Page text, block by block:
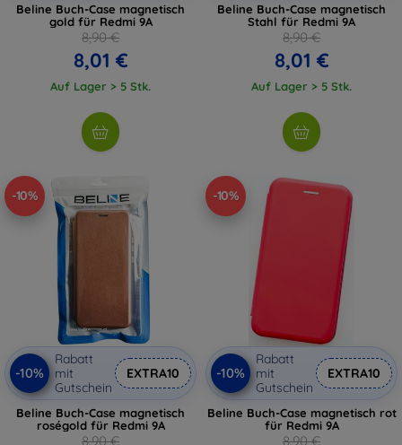
Beline Buch-Case magnetisch
gold für Redmi 9A
8,90 €
8,01 €
Auf Lager > 5 Stk.
Beline Buch-Case magnetisch
Stahl für Redmi 9A
8,90 €
8,01 €
Auf Lager > 5 Stk.
-10%
-10%
Rabatt
mit
Gutschein
EXTRA10
Beline Buch-Case magnetisch
roségold für Redmi 9A
8,90 €
-10%
-10%
Rabatt
mit
Gutschein
EXTRA10
Beline Buch-Case magnetisch rot
für Redmi 9A
8,90 €